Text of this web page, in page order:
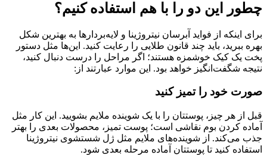
چطور این دو را با هم استفاده کنیم؟
برای اینکه از فواید آبرسان نیتروژینا و لایه‌بردارها به بهترین شکل
بهره ببرید، باید چند قانون طلایی را رعایت کنید. این‌ها مثل دستور
پخت یک کیک خوشمزه هستند؛ اگر مراحل را درست دنبال کنید،
نتیجه شگفت‌انگیز خواهد بود. این موارد عبارتند از:
صورت خود را تمیز کنید
قبل از هر چیز، پوستتان را با یک شوینده ملایم بشویید. این کار مثل
آماده کردن بوم نقاشی است؛ پوست تمیز، محصولات بعدی را بهتر
جذب می‌کند. از شوینده‌های ملایم مثل ژل شستشوی نیتروژینا
استفاده کنید تا پوستتان آماده مرحله بعدی شود.